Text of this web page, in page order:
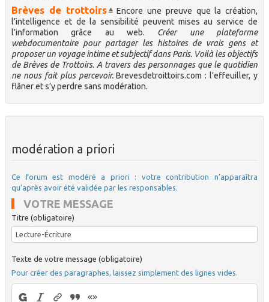
Brèves de trottoirs
Encore une preuve que la création,
l’intelligence et de la sensibilité peuvent mises au service de
l’information grâce au web. Créer une plateforme
webdocumentaire pour partager les histoires de vrais gens et
proposer un voyage intime et subjectif dans Paris. Voilà les objectifs
de Brèves de Trottoirs. A travers des personnages que le quotidien
ne nous fait plus percevoir.Brevesdetroittoirs.com : l’effeuiller, y
flâner et s’y perdre sans modération.
modération a priori
Ce forum est modéré a priori : votre contribution n’apparaîtra
qu’après avoir été validée par les responsables.
VOTRE MESSAGE
Titre (obligatoire)
Texte de votre message (obligatoire)
Pour créer des paragraphes, laissez simplement des lignes vides.